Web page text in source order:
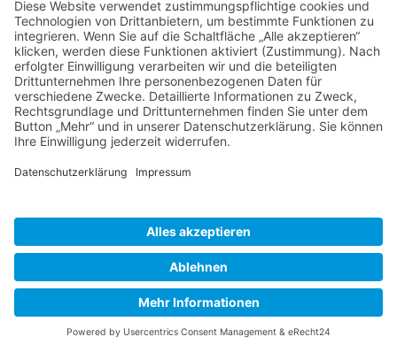
Zurück
© 2026 Rang Bau GmbH | Stockenkamp 15 | 27793
Wildeshausen | Fon 04431- 94 84 0 |Impressum|
Datenschutz|Broschüre